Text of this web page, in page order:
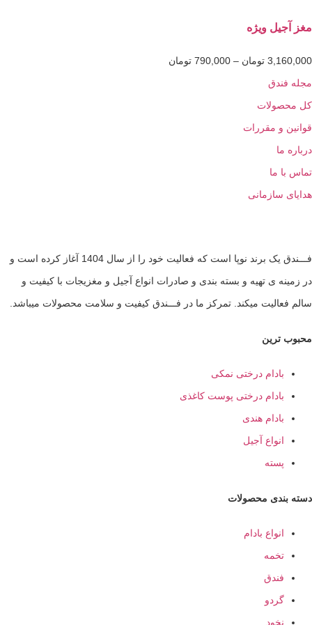
ویژه
تومان –
790,000 تومان
و مقررات
ما
فـــندق یک برند نوپا است که فعالیت خود را از سال 1404 آغاز کرده است و
ی تهیه و بسته بندی و صادرات انواع آجیل و مغزیجات با کیفیت و
میکند. تمرکز ما در فـــندق کیفیت و سلامت محصولات میباشد.
بادام درختی نمکی
بادام درختی پوست کاغذی
بادام هندی
انواع آجیل
پسته
محصولات
انواع بادام
تخمه
فندق
گردو